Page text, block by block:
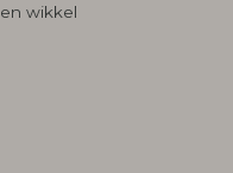
wikkel